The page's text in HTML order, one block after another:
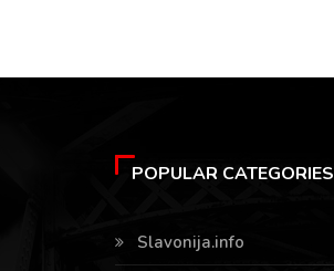
POPULAR CATEGORIES
Slavonija.info